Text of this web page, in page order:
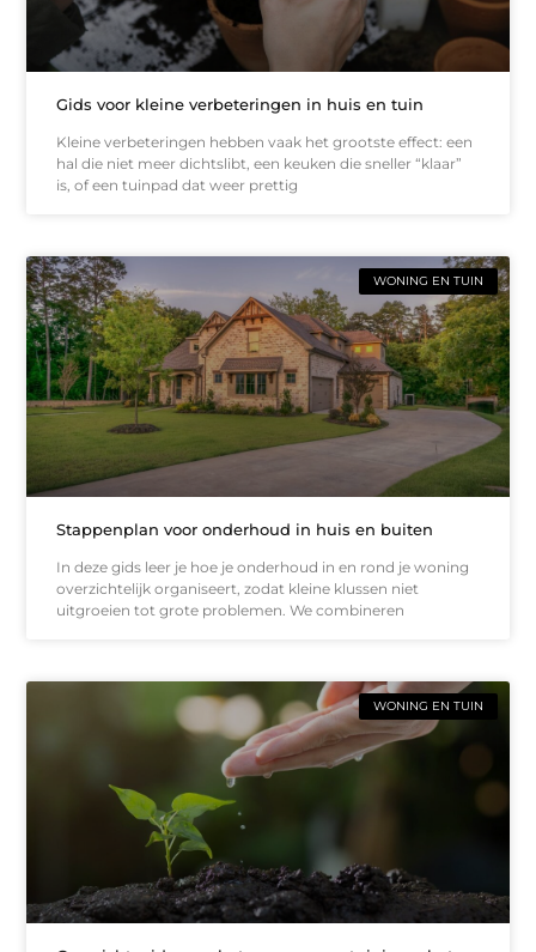
Gids voor kleine verbeteringen in huis en tuin
Kleine verbeteringen hebben vaak het grootste effect: een
hal die niet meer dichtslibt, een keuken die sneller “klaar”
is, of een tuinpad dat weer prettig
WONING EN TUIN
Stappenplan voor onderhoud in huis en buiten
In deze gids leer je hoe je onderhoud in en rond je woning
overzichtelijk organiseert, zodat kleine klussen niet
uitgroeien tot grote problemen. We combineren
WONING EN TUIN